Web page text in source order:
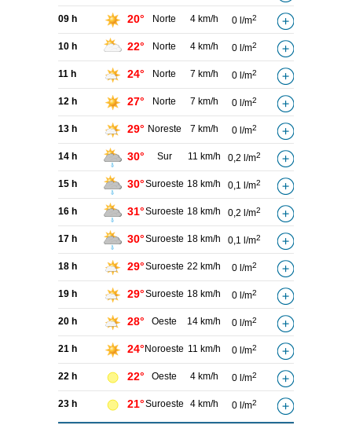
09 h 20° Norte 4 km/h 0 l/m2
10 h 22° Norte 4 km/h 0 l/m2
11 h 24° Norte 7 km/h 0 l/m2
12 h 27° Norte 7 km/h 0 l/m2
13 h 29° Noreste 7 km/h 0 l/m2
14 h 30° Sur 11 km/h 0,2 l/m2
15 h 30°Suroeste 18 km/h 0,1 l/m2
16 h 31°Suroeste 18 km/h 0,2 l/m2
17 h 30°Suroeste 18 km/h 0,1 l/m2
18 h 29°Suroeste 22 km/h 0 l/m2
19 h 29°Suroeste 18 km/h 0 l/m2
20 h 28° Oeste 14 km/h 0 l/m2
21 h 24° Noroeste 11 km/h 0 l/m2
22 h 22° Oeste 4 km/h 0 l/m2
23 h 21°Suroeste 4 km/h 0 l/m2